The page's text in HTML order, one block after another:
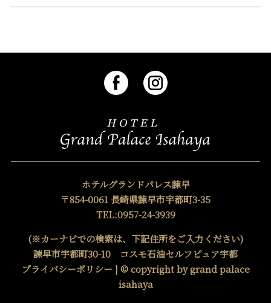
ホテルグランドパレス諫早
〒854-0061 長崎県諫早市宇都町3-35
TEL:0957-24-3939
(※カーナビでの検索は、下記住所をご入力ください)
諫早市宇都町30-10 コスモ石油セルフピュア宇都
プライバシーポリシー | © copyright by grand palace
isahaya